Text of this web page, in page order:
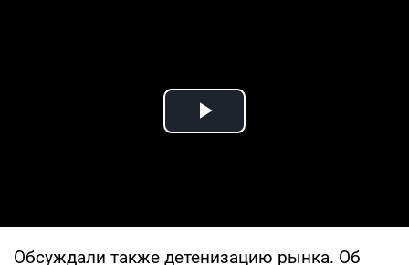
Play Video
Обсуждали также детенизацию рынка. Об